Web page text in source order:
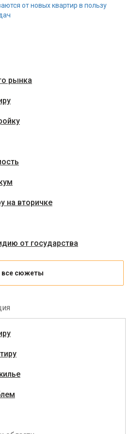
от новых квартир в пользу
рынка
на вторичке
от государства
все сюжеты